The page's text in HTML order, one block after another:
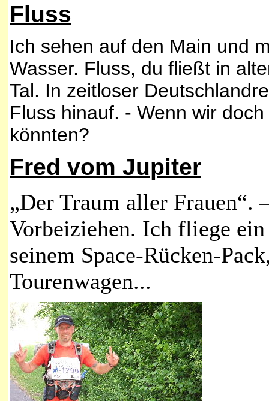
Fluss
Ich sehen auf den Main und
Wasser. Fluss, du fließt in
Tal. In zeitloser
Fluss hinauf. - Wenn wir
könnten?
Fred vom Jupiter
„Der Traum aller Frauen“.
Vorbeiziehen. Ich fliege
seinem Space-Rücken-
Tourenwagen...